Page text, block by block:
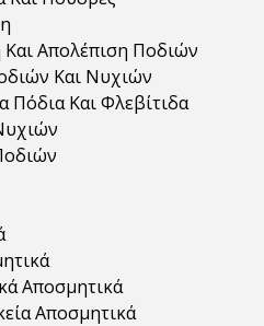
Απολέπιση Ποδιών
Και Νυχιών
Πόδια Και Φλεβίτιδα
Αποσμητικά
Αποσμητικά